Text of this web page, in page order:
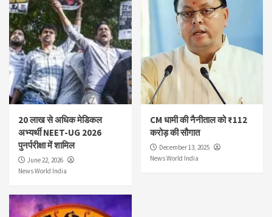
20 लाख से अधिक मेडिकल
अभ्यर्थी NEET-UG 2026
पुनर्परीक्षा में शामिल
June 22, 2026
News World India
CM धामी की नैनीताल को ₹112
करोड़ की सौगात
December 13, 2025
News World India